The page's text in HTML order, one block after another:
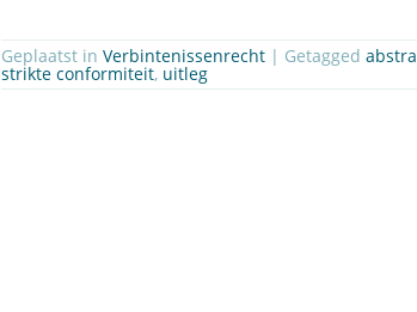
Geplaatst inVerbintenissenrecht | Getagged
strikte conformiteit, uitleg